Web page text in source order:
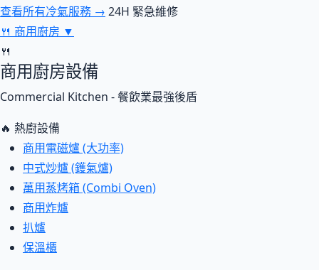
查看所有冷氣服務 → 24H 緊急維修
🍴 商用廚房 ▼
🍴
商用廚房設備
Commercial Kitchen - 餐飲業最強後盾
🔥 熱廚設備
商用電磁爐 (大功率)
中式炒爐 (鑊氣爐)
萬用蒸烤箱 (Combi Oven)
商用炸爐
扒爐
保溫櫃